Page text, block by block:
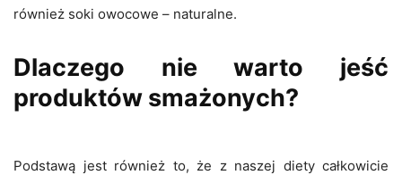
również soki owocowe – naturalne.
Dlaczego nie warto jeść
produktów smażonych?
Podstawą jest również to, że z naszej diety całkowicie